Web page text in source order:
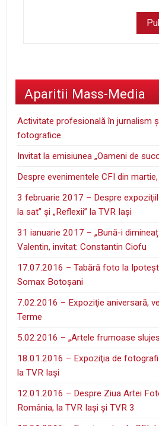
Aparitii Mass-Media
Activitate profesională în jurnalism
fotografice
Invitat la emisiunea „Oameni de
Despre evenimentele CFI din
3 februarie 2017 – Despre
la sat” şi „Reflexii” la TVR Iaşi
31 ianuarie 2017 – „Bună-i
Valentin, invitat: Constantin Ciofu
17.07.2016 – Tabără foto la
Somax Botoşani
7.02.2016 – Expoziţie aniversară,
Terme
5.02.2016 – „Artele frumoase
18.01.2016 – Expoziţia de
la TVR Iaşi
12.01.2016 – Despre Ziua Artei
România, la TVR Iaşi şi TVR 3